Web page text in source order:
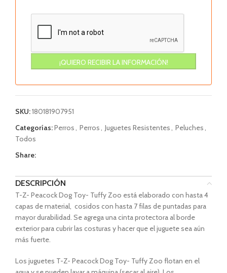
SKU:180181907951
Categorías:Perros, Perros, Juguetes Resistentes, Peluches,
Todos
Share:
DESCRIPCIÓN
T-Z- Peacock Dog Toy- Tuffy Zoo está elaborado con hasta 4
capas de material, cosidos con hasta 7 filas de puntadas para
mayor durabilidad. Se agrega una cinta protectora al borde
exterior para cubrir las costuras y hacer que el juguete sea aún
más fuerte.
Los juguetes T-Z- Peacock Dog Toy- Tuffy Zoo flotan en el